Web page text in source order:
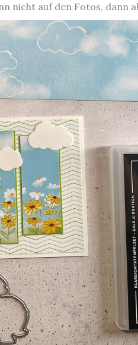
nicht auf den Fotos, dann